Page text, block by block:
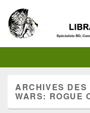
ARCHIVES
WARS: ROGUE